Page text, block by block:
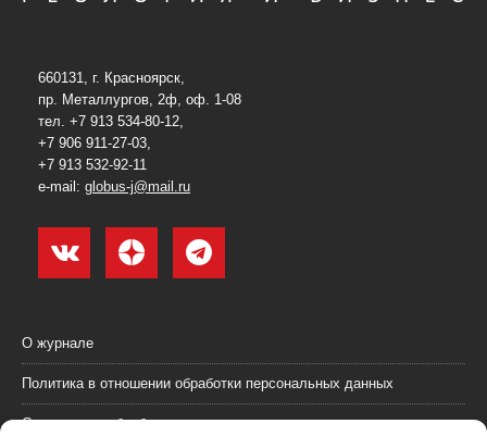
660131, г. Красноярск,
пр. Металлургов, 2ф, оф. 1-08
тел. +7 913 534-80-12,
+7 906 911-27-03,
+7 913 532-92-11
e-mail: globus-j@mail.ru
О журнале
Политика в отношении обработки персональных данных
Согласие на обработку персональных данных